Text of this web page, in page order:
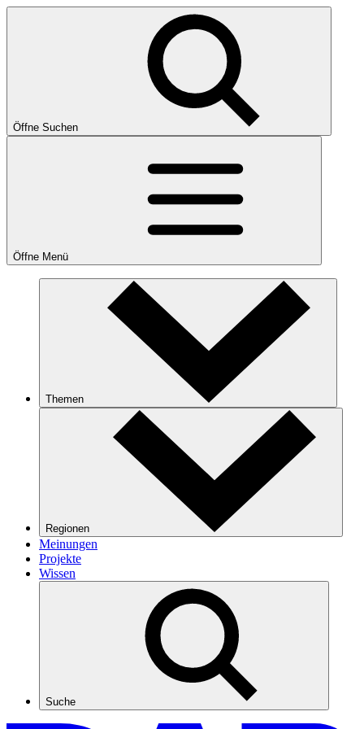
Öffne Suchen
Öffne Menü
Themen
Regionen
Meinungen
Projekte
Wissen
Suche